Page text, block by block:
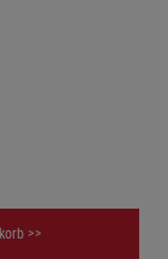
>>